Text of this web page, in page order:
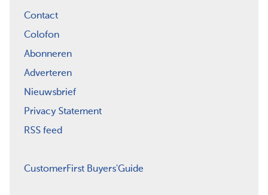
Contact
Colofon
Abonneren
Adverteren
Nieuwsbrief
Privacy Statement
RSS feed
CustomerFirst Buyers'Guide